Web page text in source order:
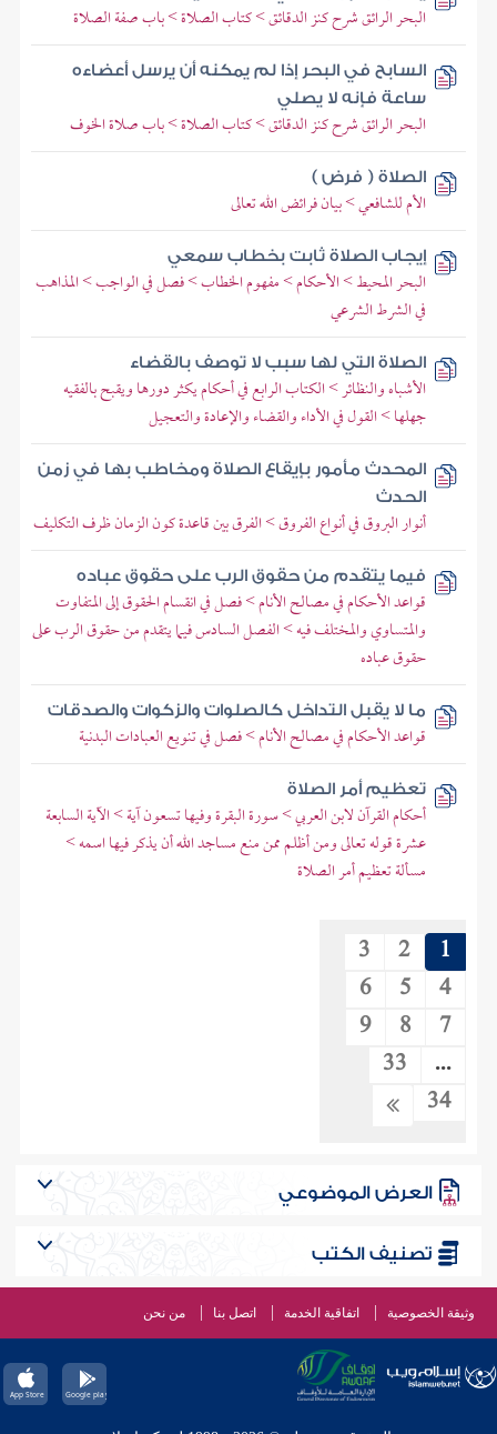
البحر الرائق شرح كنز الدقائق > كتاب الصلاة > باب صفة الصلاة
السابح في البحر إذا لم يمكنه أن يرسل أعضاءه
ساعة فإنه لا يصلي
البحر الرائق شرح كنز الدقائق > كتاب الصلاة > باب صلاة الخوف
الصلاة ( فرض )
الأم للشافعي > بيان فرائض الله تعالى
إيجاب الصلاة ثابت بخطاب سمعي
البحر المحيط > الأحكام > مفهوم الخطاب > فصل في الواجب > المذاهب
في الشرط الشرعي
الصلاة التي لها سبب لا توصف بالقضاء
الأشباه والنظائر > الكتاب الرابع في أحكام يكثر دورها ويقبح بالفقيه
جهلها > القول في الأداء والقضاء والإعادة والتعجيل
المحدث مأمور بإيقاع الصلاة ومخاطب بها في زمن
الحدث
أنوار البروق في أنواع الفروق > الفرق بين قاعدة كون الزمان ظرف التكليف
فيما يتقدم من حقوق الرب على حقوق عباده
قواعد الأحكام في مصالح الأنام > فصل في انقسام الحقوق إلى المتفاوت
والمتساوي والمختلف فيه > الفصل السادس فيما يتقدم من حقوق الرب على
حقوق عباده
ما لا يقبل التداخل كالصلوات والزكوات والصدقات
قواعد الأحكام في مصالح الأنام > فصل في تنويع العبادات البدنية
تعظيم أمر الصلاة
أحكام القرآن لابن العربي > سورة البقرة وفيها تسعون آية > الآية السابعة
عشرة قوله تعالى ومن أظلم ممن منع مساجد الله أن يذكر فيها اسمه >
مسألة تعظيم أمر الصلاة
1
2
3
4
5
6
7
8
9
...
33
34
العرض الموضوعي
تصنيف الكتب
وثيقة الخصوصية اتفاقية الخدمة اتصل بنا من نحن